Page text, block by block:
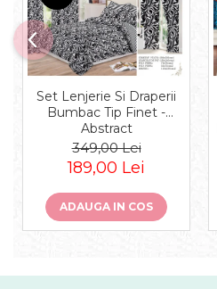
Set Lenjerie Si Draperii
Bumbac Tip Finet -
Abstract
349,00 Lei
189,00 Lei
ADAUGA IN COS